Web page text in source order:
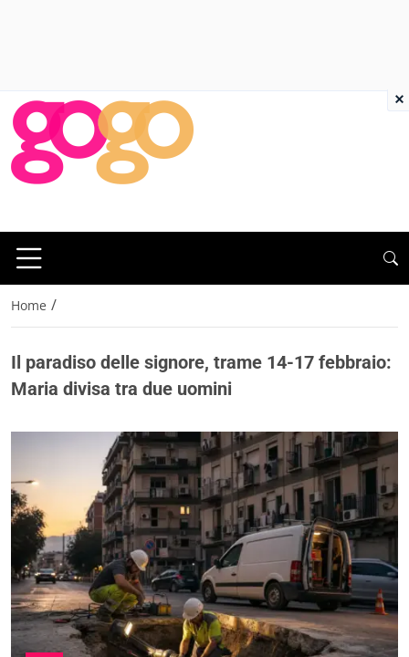
Home /
Il paradiso delle signore, trame 14-17 febbraio:
Maria divisa tra due uomini
×